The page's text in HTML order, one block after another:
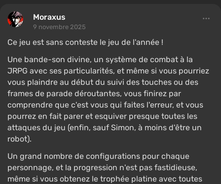
Moraxus
9 novembre 2025
Ce jeu est sans conteste le jeu de l'année !
Une bande-son divine, un système de combat à la
JRPG avec ses particularités, et même si vous pourriez
vous plaindre au début du suivi des touches ou des
frames de parade déroutantes, vous finirez par
comprendre que c'est vous qui faites l'erreur, et vous
pourrez en fait parer et esquiver presque toutes les
attaques du jeu (enfin, sauf Simon, à moins d'être un
robot).
Un grand nombre de configurations pour chaque
personnage, et la progression n'est pas fastidieuse,
même si vous obtenez le trophée platine avec toutes